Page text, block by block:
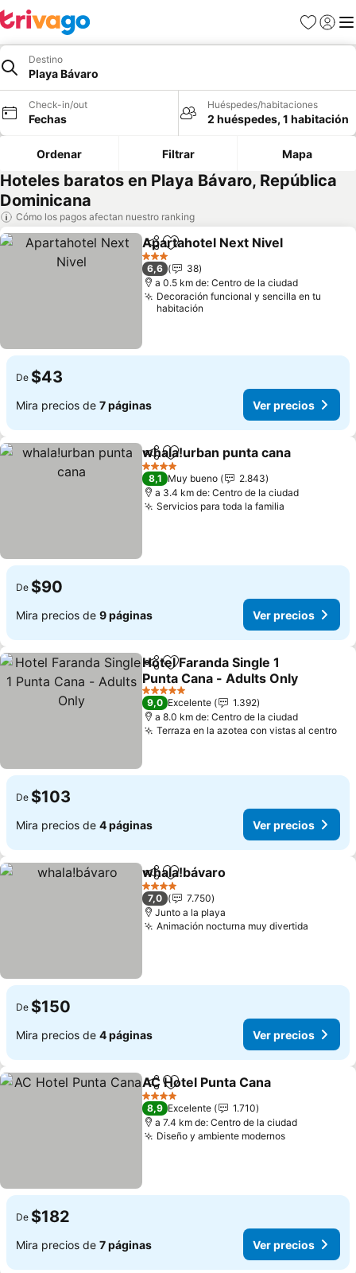
Favoritos
Iniciar
Destino
Playa Bávaro
Check-in/out
Fechas
Huéspedes/habitaciones
2 huéspedes, 1 habitación
Ordenar Filtrar Mapa
Hoteles baratos en Playa Bávaro, República
Dominicana
Cómo los pagos afectan nuestro ranking
CompartirAgregar a favoritos
Apartahotel Next Nivel
3 Estrellas
6,6
38
a 0.5 km de: Centro de la ciudad
Decoración funcional y sencilla en tu
habitación
De $43
Mira precios de 7 páginas Ver precios
CompartirAgregar a favoritos
whala!urban punta cana
4 Estrellas
8,1 Muy bueno
2.843
a 3.4 km de: Centro de la ciudad
Servicios para toda la familia
De $90
Mira precios de 9 páginas Ver precios
CompartirAgregar a favoritos
Hotel Faranda Single 1
Punta Cana - Adults Only
Ver precios
5 Estrellas
9,0 Excelente
1.392
a 8.0 km de: Centro de la ciudad
Terraza en la azotea con vistas al centro
De $103
Mira precios de 4 páginas Ver precios
CompartirAgregar a favoritos
whala!bávaro
4 Estrellas
7,0
7.750
Junto a la playa
Animación nocturna muy divertida
De $150
Mira precios de 4 páginas Ver precios
CompartirAgregar a favoritos
AC Hotel Punta Cana
4 Estrellas
8,9 Excelente
1.710
a 7.4 km de: Centro de la ciudad
Diseño y ambiente modernosVer precios
De $182
Mira precios de 7 páginas Ver precios